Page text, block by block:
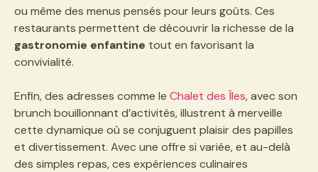
ou même des menus pensés pour leurs goûts. Ces
restaurants permettent de découvrir la richesse de la
gastronomie enfantine tout en favorisant la
convivialité.
Enfin, des adresses comme le Chalet des Îles, avec son
brunch bouillonnant d’activités, illustrent à merveille
cette dynamique où se conjuguent plaisir des papilles
et divertissement. Avec une offre si variée, et au-delà
des simples repas, ces expériences culinaires